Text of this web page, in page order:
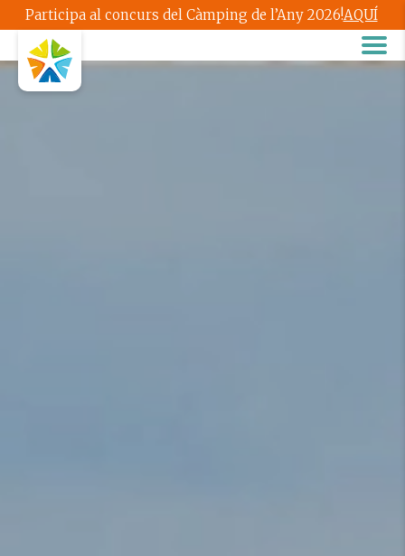
Participa al concurs del Càmping de l’Any 2026!AQUÍ